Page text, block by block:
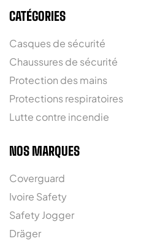
CATÉGORIES
Casques de sécurité
Chaussures de sécurité
Protection des mains
Protections respiratoires
Lutte contre incendie
NOS MARQUES
Coverguard
Ivoire Safety
Safety Jogger
Dräger